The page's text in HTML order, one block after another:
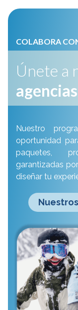
COLABORA
Únete a
agencias
Nuestro
oportunidad
paquetes,
garantizadas
diseñar tu